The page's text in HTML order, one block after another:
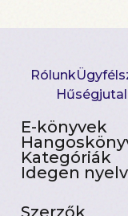
Rólunk
E-könyvek
Kategóriák
Idegen
Szerzők